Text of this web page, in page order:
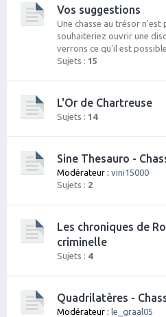
Vos suggestions
Une chasse au trésor n'est
souhaiteriez ouvrir une
verrons ce qu'il est
Sujets : 15
L'Or de Chartreuse
Sujets : 14
Sine Thesauro -
Modérateur : vini15000
Sujets : 2
Les chroniques de
criminelle
Sujets : 4
Quadrilatères -
Modérateur : le_graal05